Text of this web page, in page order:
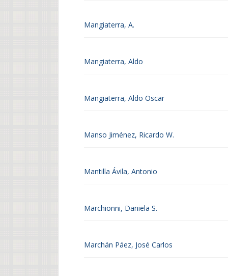
Mangiaterra, A.
Mangiaterra, Aldo
Mangiaterra, Aldo Oscar
Manso Jiménez, Ricardo W.
Mantilla Ávila, Antonio
Marchionni, Daniela S.
Marchán Páez, José Carlos